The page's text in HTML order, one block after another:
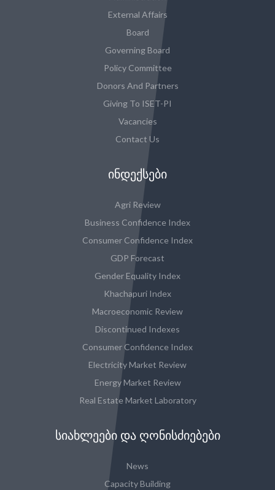
External Affairs
Board
Governing Board
Policy Committee
Donors And Partners
Giving To ISET-PI
Vacancies
Contact Us
ᲘᲜᲓᲔᲥᲡᲔᲑᲘ
Agri Review
Business Confidence Index
Consumer Confidence Index
GDP Forecast
Gender Equality Index
Khachapuri Index
Macroeconomic Review
Discontinued Indexes
Consumer Confidence Index
Electricity Market Review
Energy Market Review
Real Estate Market Laboratory
ᲡᲘᲐᲮᲚᲔᲔᲑᲘ ᲓᲐ ᲦᲝᲜᲘᲡᲫᲘᲔᲑᲔᲑᲘ
News
Capacity Building